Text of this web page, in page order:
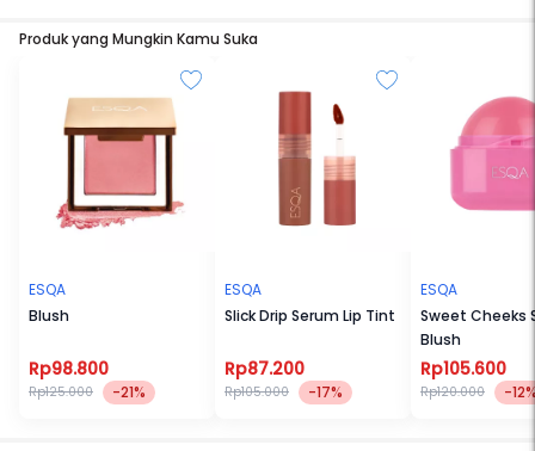
Produk yang Mungkin Kamu Suka
ESQA
Blush
Rp98.800
Rp125.000 -21%
ESQA
Slick Drip Serum Lip Tint
Rp87.200
Rp105.000 -17%
ESQA
Sweet Cheeks
Blush
Rp105.600
Rp120.000 -